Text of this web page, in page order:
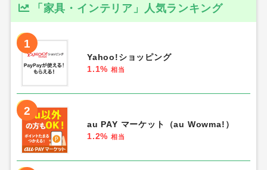
「家具・インテリア」人気ランキング
1
Yahoo!ショッピング
1.1% 相当
2
au PAY マーケット（au Wowma!）
1.2% 相当